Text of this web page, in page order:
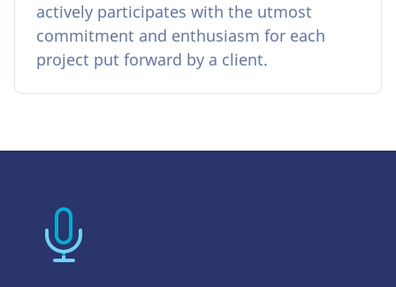
actively participates with the utmost
commitment and enthusiasm for each
project put forward by a client.